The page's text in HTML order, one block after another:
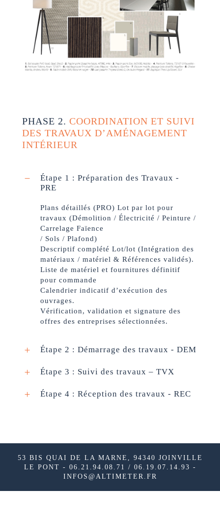
PHASE 2. COORDINATION ET SUIVI
DES TRAVAUX D’AMÉNAGEMENT
INTÉRIEUR
Étape 1 : Préparation des Travaux -
PRE
Plans détaillés (PRO) Lot par lot pour
travaux (Démolition / Électricité / Peinture /
Carrelage Faïence
/ Sols / Plafond)
Descriptif complété Lot/lot (Intégration des
matériaux / matériel & Références validés).
Liste de matériel et fournitures définitif
pour commande
Calendrier indicatif d’exécution des
ouvrages.
Vérification, validation et signature des
offres des entreprises sélectionnées.
Étape 2 : Démarrage des travaux - DEM
Étape 3 : Suivi des travaux – TVX
Étape 4 : Réception des travaux - REC
53 BIS QUAI DE LA MARNE, 94340 JOINVILLE
LE PONT - 06.21.94.08.71 / 06.19.07.14.93 -
INFOS@ALTIMETER.FR